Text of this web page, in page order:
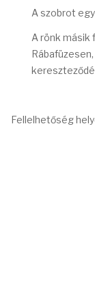
A szobrot
A rönk másik
Fellelhetőség